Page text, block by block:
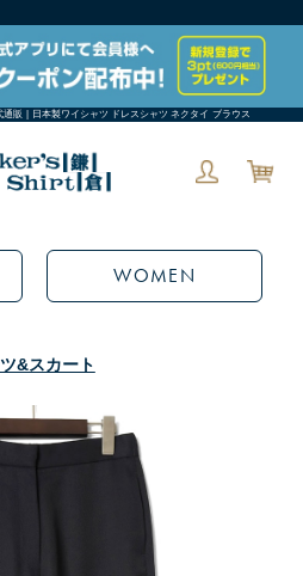
販 | 日本製ワイシャツ ドレスシャツ ネクタイ ブラウス
WOMEN
&スカート